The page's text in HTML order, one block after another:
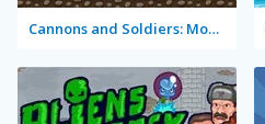
Cannons and Soldiers: Mountain Offense